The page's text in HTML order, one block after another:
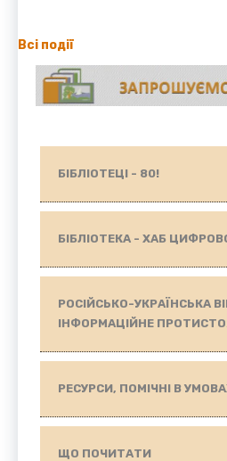
Всі події
БІБЛІОТЕЦІ - 80!
БІБЛІОТЕКА - ХАБ
РОСІЙСЬКО-УКРАЇНСЬКА
ІНФОРМАЦІЙНЕ
РЕСУРСИ, ПОМІЧНІ В
ЩО ПОЧИТАТИ